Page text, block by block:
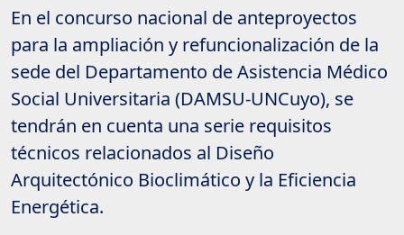
En el concurso nacional de anteproyectos
para la ampliación y refuncionalización de la
sede del Departamento de Asistencia Médico
Social Universitaria (DAMSU-UNCuyo), se
tendrán en cuenta una serie requisitos
técnicos relacionados al Diseño
Arquitectónico Bioclimático y la Eficiencia
Energética.